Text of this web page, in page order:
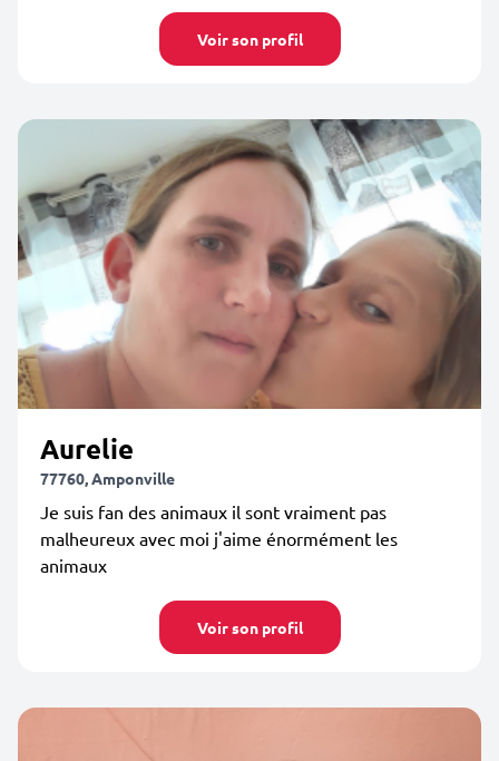
Voir son profil
Aurelie
77760, Amponville
Je suis fan des animaux il sont vraiment pas
malheureux avec moi j'aime énormément les
animaux
Voir son profil